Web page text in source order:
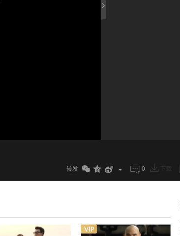
转发 0